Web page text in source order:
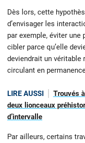
Dès lors, cette
d’envisager les
par exemple, éviter
cibler parce qu’elle
deviendrait un véritable
circulant en
LIRE AUSSI
Trouvés
deux lionceaux
d’intervalle
Par ailleurs, certains